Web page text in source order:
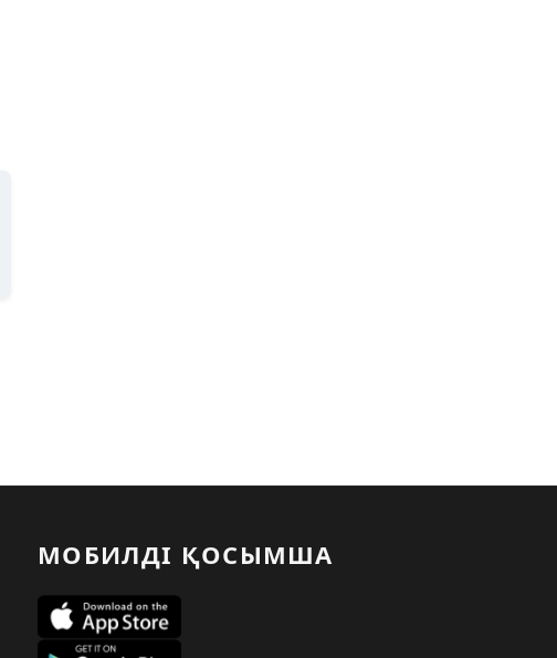
МОБИЛДІ ҚОСЫМША